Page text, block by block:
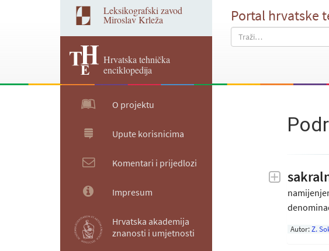
Leksikografski zavod
Miroslav Krleža
Hrvatska tehnička
enciklopedija
Portal hrvatske
O projektu
Upute korisnicima
Komentari i prijedlozi
Impresum
Hrvatska akademija
znanosti i umjetnosti
Autor: Z.